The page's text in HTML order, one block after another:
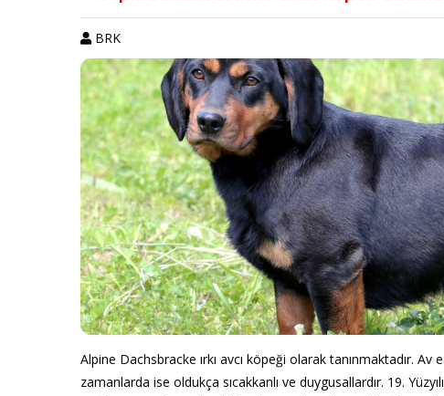
BRK
Alpine Dachsbracke ırkı avcı köpeği olarak tanınmaktadır. Av
zamanlarda ise oldukça sıcakkanlı ve duygusallardır. 19.